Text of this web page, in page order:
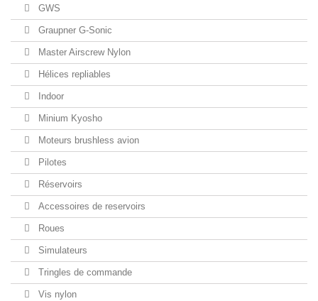
GWS
Graupner G-Sonic
Master Airscrew Nylon
Hélices repliables
Indoor
Minium Kyosho
Moteurs brushless avion
Pilotes
Réservoirs
Accessoires de reservoirs
Roues
Simulateurs
Tringles de commande
Vis nylon